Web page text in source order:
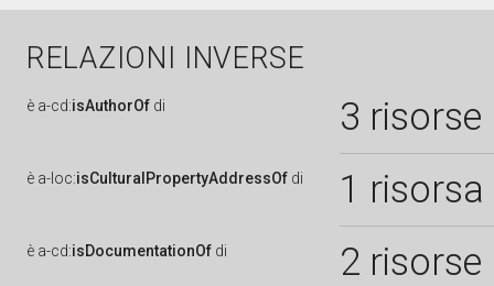
RELAZIONI INVERSE
è a-cd:isAuthorOf di 3 risorse
è a-loc:isCulturalPropertyAddressOf di 1 risorsa
è a-cd:isDocumentationOf di 2 risorse